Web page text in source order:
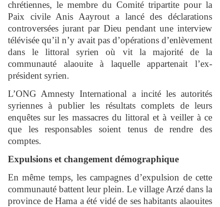
chrétiennes, le membre du Comité tripartite pour la
Paix civile Anis Aayrout a lancé des déclarations
controversées jurant par Dieu pendant une interview
télévisée qu’il n’y avait pas d’opérations d’enlèvement
dans le littoral syrien où vit la majorité de la
communauté alaouite à laquelle appartenait l’ex-
président syrien.
L’ONG Amnesty International a incité les autorités
syriennes à publier les résultats complets de leurs
enquêtes sur les massacres du littoral et à veiller à ce
que les responsables soient tenus de rendre des
comptes.
Expulsions et changement démographique
En même temps, les campagnes d’expulsion de cette
communauté battent leur plein. Le village Arzé dans la
province de Hama a été vidé de ses habitants alaouites